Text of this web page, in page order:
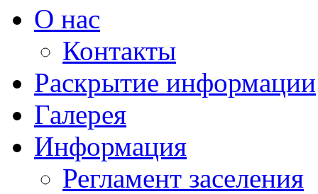
О нас
Контакты
Раскрытие информации
Галерея
Информация
Регламент заселения